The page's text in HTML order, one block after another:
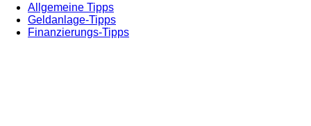
Allgemeine Tipps
Geldanlage-Tipps
Finanzierungs-Tipps